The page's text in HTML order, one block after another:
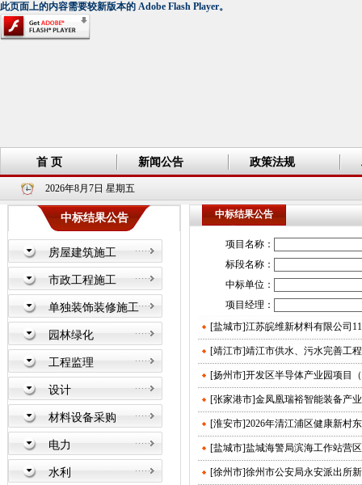
中标结果公告
房屋建筑施工
市政工程施工
单独装饰装修施工
园林绿化
工程监理
设计
材料设备采购
电力
水利
中标结果公告
项目名称：
标段名称：
中标单位：
项目经理：
[盐城市]江苏皖维新材料有限公司
[靖江市]靖江市供水、污水完善工
[扬州市]开发区半导体产业园项目
[张家港市]金凤凰瑞裕智能装备产
[淮安市]2026年清江浦区健康新村
[盐城市]盐城海警局滨海工作站营
[徐州市]徐州市公安局永安派出所